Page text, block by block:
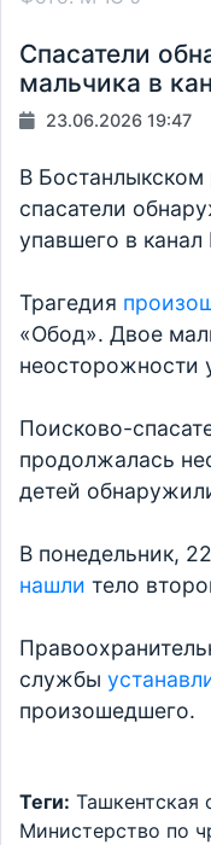
Спасатели
мальчика в
23.06.2026 19:47
В Бостанлыкском
спасатели
упавшего в канал
Трагедия
«Обод». Двое
неосторожности
Поисково-
продолжалась
детей
В понедельник,
нашли тело
службы
произошедшего.
Теги: Ташкентская
Министерство по